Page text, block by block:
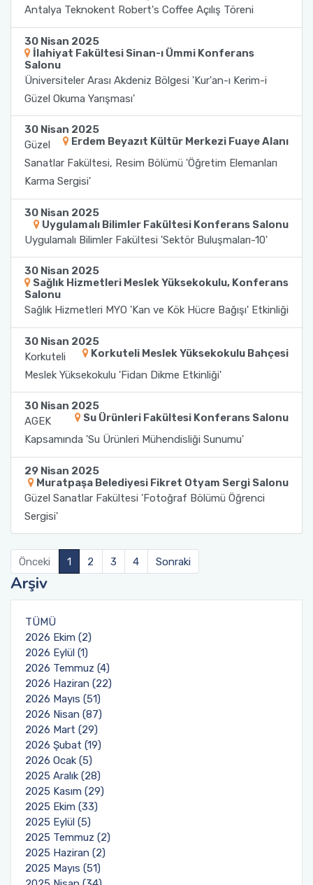
Antalya Teknokent Robert's Coffee Açılış Töreni
30 Nisan 2025
İlahiyat Fakültesi Sinan-ı Ümmi Konferans
Salonu
Üniversiteler Arası Akdeniz Bölgesi 'Kur'an-ı Kerim-i
Güzel Okuma Yarışması'
30 Nisan 2025
Erdem Beyazıt Kültür Merkezi Fuaye Alanı
Güzel
Sanatlar Fakültesi, Resim Bölümü 'Öğretim Elemanları
Karma Sergisi'
30 Nisan 2025
Uygulamalı Bilimler Fakültesi Konferans Salonu
Uygulamalı Bilimler Fakültesi 'Sektör Buluşmaları-10'
30 Nisan 2025
Sağlık Hizmetleri Meslek Yüksekokulu, Konferans
Salonu
Sağlık Hizmetleri MYO 'Kan ve Kök Hücre Bağışı' Etkinliği
30 Nisan 2025
Korkuteli Meslek Yüksekokulu Bahçesi
Korkuteli
Meslek Yüksekokulu 'Fidan Dikme Etkinliği'
30 Nisan 2025
Su Ürünleri Fakültesi Konferans Salonu
AGEK
Kapsamında 'Su Ürünleri Mühendisliği Sunumu'
29 Nisan 2025
Muratpaşa Belediyesi Fikret Otyam Sergi Salonu
Güzel Sanatlar Fakültesi 'Fotoğraf Bölümü Öğrenci
Sergisi'
Önceki 1 2 3 4 Sonraki
Arşiv
TÜMÜ
2026 Ekim (2)
2026 Eylül (1)
2026 Temmuz (4)
2026 Haziran (22)
2026 Mayıs (51)
2026 Nisan (87)
2026 Mart (29)
2026 Şubat (19)
2026 Ocak (5)
2025 Aralık (28)
2025 Kasım (29)
2025 Ekim (33)
2025 Eylül (5)
2025 Temmuz (2)
2025 Haziran (2)
2025 Mayıs (51)
2022-2026 Stratejik Planı
Faaliyet Raporları
Akademik Tören
İlahiyat Fakültesi
İletişim Fakültesi
Kemer Denizcilik Fakültesi
Kumluca Sağlık Bilimleri Fakültesi
Manavgat Sosyal ve Beşeri Bilimler Fakültesi
Manavgat Turizm Fakültesi
Manavgat Yabancı Diller Fakültesi
Mimarlık Fakültesi
Mühendislik Fakültesi
Sağlık Bilimleri Fakültesi
Serik İşletme Fakültesi
Spor Bilimleri Fakültesi
Tıp Fakültesi
Turizm Fakültesi
Uygulamalı Bilimler Fakültesi
Ziraat Fakültesi
Sağlık Hizmetleri MYO
Serik Gülsün Süleyman Süral MYO
Sosyal Bilimler MYO
Teknik Bilimler MYO
Yapı İşleri ve Teknik Daire Başkanlığı
Uluslararası İlişkiler Ofisi
Mezun Bilgi Sistemi
Sıkça Sorulan Sorular
Online Sağlık Hizmetleri Randevu Sistemi
Yönetim Sistemi)
Dış Kaynaklı Proje Takip Sistemi
AB Projeleri
Web of Science
SciVal